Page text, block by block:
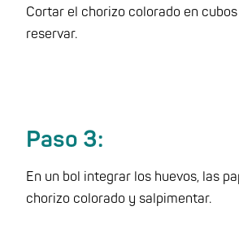
Cortar el chorizo colorado en
reservar.
Paso 3:
En un bol integrar los huevos, las
chorizo colorado y salpimentar.